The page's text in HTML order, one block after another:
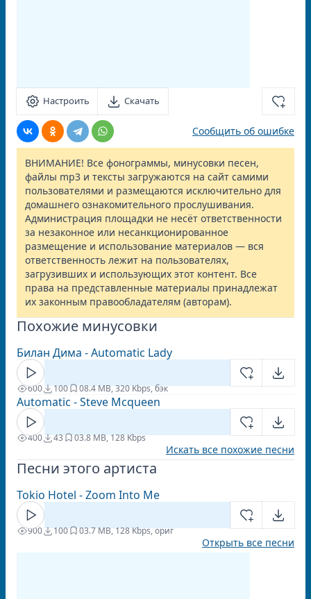
Настроить Скачать
Сообщить об ошибке
ВНИМАНИЕ! Все фонограммы, минусовки песен,
файлы mp3 и тексты загружаются на сайт самими
пользователями и размещаются исключительно для
домашнего ознакомительного прослушивания.
Администрация площадки не несёт ответственности
за незаконное или несанкционированное
размещение и использование материалов — вся
ответственность лежит на пользователях,
загрузивших и использующих этот контент. Все
права на представленные материалы принадлежат
их законным правообладателям (авторам).
Похожие минусовки
Билан Дима - Automatic Lady
600 100 08.4 MB, 320 Kbps, бэк
Automatic - Steve Mcqueen
400 43 03.8 MB, 128 Kbps
Искать все похожие песни
Песни этого артиста
Tokio Hotel - Zoom Into Me
900 100 03.7 MB, 128 Kbps, ориг
Открыть все песни